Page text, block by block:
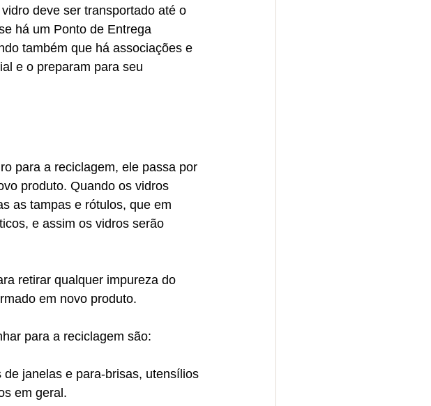
deve ser transportado até o
há um Ponto de Entrega
também que há associações e
e o preparam para seu
para a reciclagem, ele passa por
produto. Quando os vidros
as tampas e rótulos, que em
e assim os vidros serão
retirar qualquer impureza do
em novo produto.
para a reciclagem são:
janelas e para-brisas, utensílios
em geral.